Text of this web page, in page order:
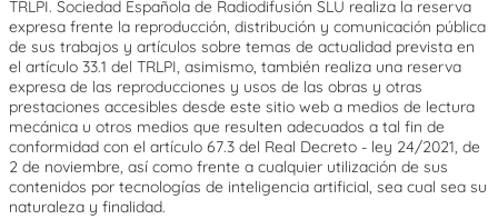
TRLPI. Sociedad Española de Radiodifusión SLU realiza la reserva
expresa frente la reproducción, distribución y comunicación pública
de sus trabajos y artículos sobre temas de actualidad prevista en
el artículo 33.1 del TRLPI, asimismo, también realiza una reserva
expresa de las reproducciones y usos de las obras y otras
prestaciones accesibles desde este sitio web a medios de lectura
mecánica u otros medios que resulten adecuados a tal fin de
conformidad con el artículo 67.3 del Real Decreto - ley 24/2021, de
2 de noviembre, así como frente a cualquier utilización de sus
contenidos por tecnologías de inteligencia artificial, sea cual sea su
naturaleza y finalidad.